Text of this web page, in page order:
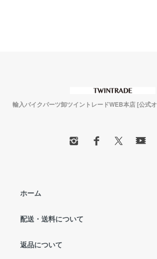
輸入バイクパーツ卸ツイントレードWEB本店 [公式
ホーム
配送・送料について
返品について